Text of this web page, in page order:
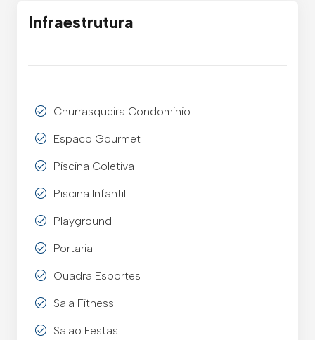
Infraestrutura
Churrasqueira Condominio
Espaco Gourmet
Piscina Coletiva
Piscina Infantil
Playground
Portaria
Quadra Esportes
Sala Fitness
Salao Festas